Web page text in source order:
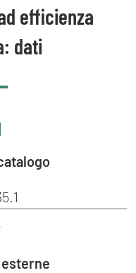
efficienza
dati